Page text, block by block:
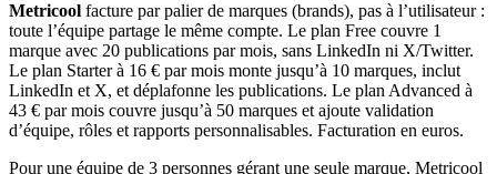
Metricool facture par palier de marques (brands), pas à l’utilisateur :
toute l’équipe partage le même compte. Le plan Free couvre 1
marque avec 20 publications par mois, sans LinkedIn ni X/Twitter.
Le plan Starter à 16 € par mois monte jusqu’à 10 marques, inclut
LinkedIn et X, et déplafonne les publications. Le plan Advanced à
43 € par mois couvre jusqu’à 50 marques et ajoute validation
d’équipe, rôles et rapports personnalisables. Facturation en euros.
Pour une équipe de 3 personnes gérant une seule marque, Metricool